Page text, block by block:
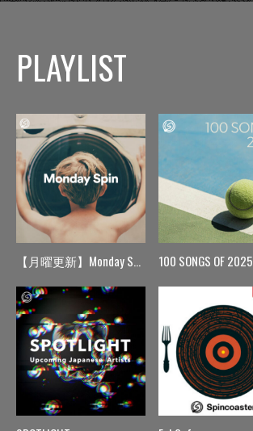
PLAYLIST
【月曜更新】Monday Spin 100 SONGS OF 2025